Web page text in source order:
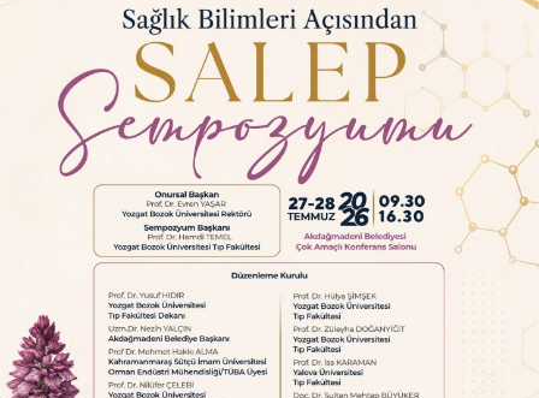
yaşamak artık bir zorunluluk. Çünkü her yaptığımız
tercih — örneğin cam şişe kullanmak, açık çay demlemek,
plastik yerine bez çanta taşımak — doğanın ve iklimin
lehine ya da aleyhine işliyor.
Bu anlamlı etkinliğin gerçekleşmesine katkı sunan SYGD
Başkanı Uzm. Nehide Tuna’ya ve Marmara Üniversitesi
STKAM Müdürü Prof. Dr. Esra Yüksel Acı’ya içtenlikle
teşekkür ederim.
İLGILI KONULAR: ENTREPRENEUR
FEATURED VE TRENDS
TREND
TRENDS